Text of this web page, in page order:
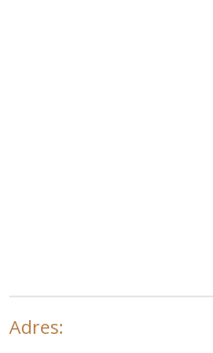
Adres: